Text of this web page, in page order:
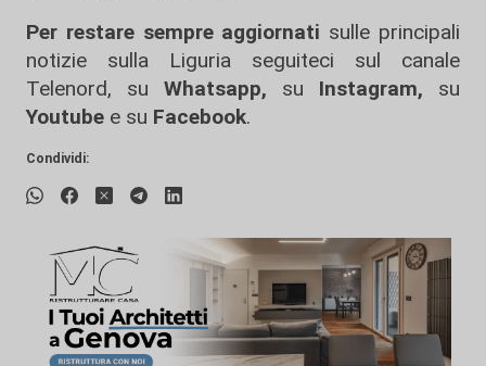
Per restare sempre aggiornati sulle principali
notizie sulla Liguria seguiteci sul canale
Telenord, su
Whatsapp, su Instagram, su
Youtube e su Facebook.
Condividi: